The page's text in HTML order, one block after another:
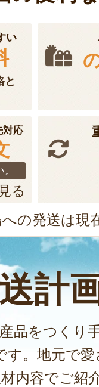
い
と
対応
る
の発送は現
計
品をつくり
す。地元で
内容でご紹